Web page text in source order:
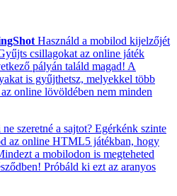
Használd a mobilod kijelzőjét
csillagokat az online játék
pályán találd magad! A
is gyűjthetsz, melyekkel több
online lövöldében nem minden
szeretné a sajtot? Egérkénk szinte
az online HTML5 játékban, hogy
a mobilodon is megteheted
Próbáld ki ezt az aranyos